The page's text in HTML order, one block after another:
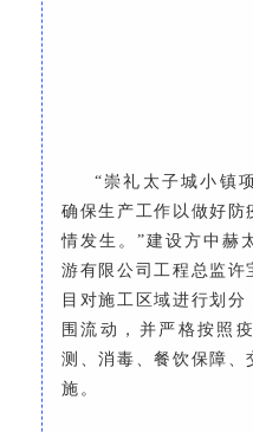
“崇礼太子城小镇
确保生产工作以做好防
情发生。”建设方中赫
游有限公司工程总监许
目对施工区域进行划
围流动，并严格按照
测、消毒、餐饮保障、
施。